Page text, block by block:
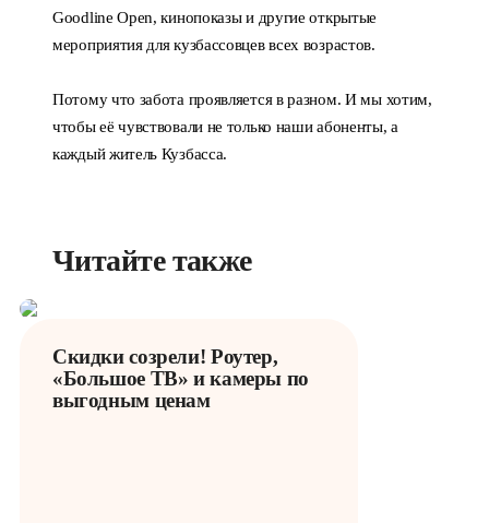
Goodline Open, кинопоказы и другие открытые
мероприятия для кузбассовцев всех возрастов.
Потому что забота проявляется в разном. И мы хотим,
чтобы её чувствовали не только наши абоненты, а
каждый житель Кузбасса.
Читайте также
Скидки созрели! Роутер,
«Большое ТВ» и камеры по
выгодным ценам